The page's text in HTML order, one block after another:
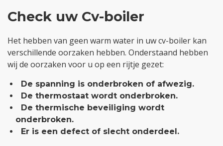
Check uw Cv-boiler
Het hebben van geen warm water in uw cv-boiler kan
verschillende oorzaken hebben. Onderstaand hebben
wij de oorzaken voor u op een rijtje gezet:
De spanning is onderbroken of afwezig.
De thermostaat wordt onderbroken.
De thermische beveiliging wordt
onderbroken.
Er is een defect of slecht onderdeel.